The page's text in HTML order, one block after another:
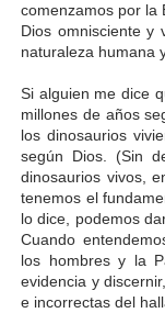
comenzamos por la
Dios omnisciente y
naturaleza humana
Si alguien me dice
millones de años
los dinosaurios
según Dios. (Sin
dinosaurios vivos,
tenemos el
lo dice, podemos
Cuando
los hombres y la
evidencia y
e incorrectas del